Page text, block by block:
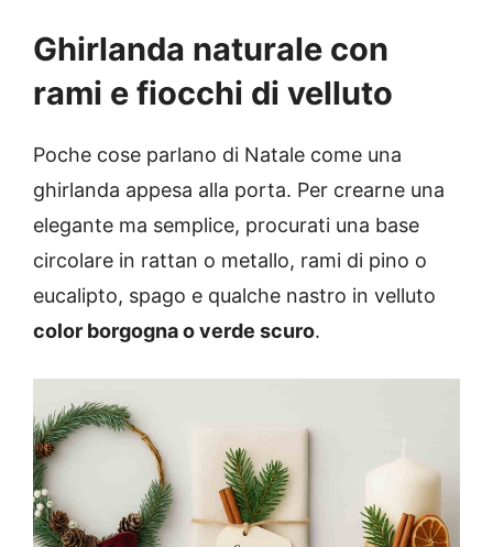
Ghirlanda naturale con
rami e fiocchi di velluto
Poche cose parlano di Natale come una
ghirlanda appesa alla porta. Per crearne una
elegante ma semplice, procurati una base
circolare in rattan o metallo, rami di pino o
eucalipto, spago e qualche nastro in velluto
color borgogna o verde scuro.